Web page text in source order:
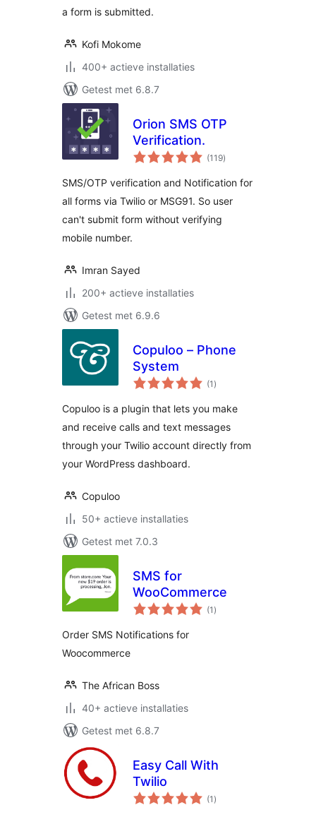
a form is submitted.
Kofi Mokome
400+ actieve installaties
Getest met 6.8.7
Orion SMS OTP
Verification.
(119totaal
waarderingen
)
SMS/OTP verification and Notification for
all forms via Twilio or MSG91. So user
can't submit form without verifying
mobile number.
Imran Sayed
200+ actieve installaties
Getest met 6.9.6
Copuloo – Phone
System
(1 totaal
waarderingen
)
Copuloo is a plugin that lets you make
and receive calls and text messages
through your Twilio account directly from
your WordPress dashboard.
Copuloo
50+ actieve installaties
Getest met 7.0.3
SMS for
WooCommerce
(1 totaal
waarderingen
)
Order SMS Notifications for
Woocommerce
The African Boss
40+ actieve installaties
Getest met 6.8.7
Easy Call With
Twilio
(1 totaal
waarderingen
)